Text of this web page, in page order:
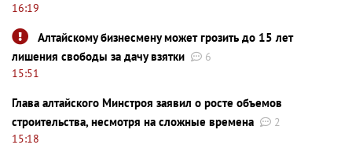
16:19
Алтайскому бизнесмену может грозить до 15 лет
лишения свободы за дачу взятки
6
15:51
Глава алтайского Минстроя заявил о росте объемов
строительства, несмотря на сложные времена
2
15:18